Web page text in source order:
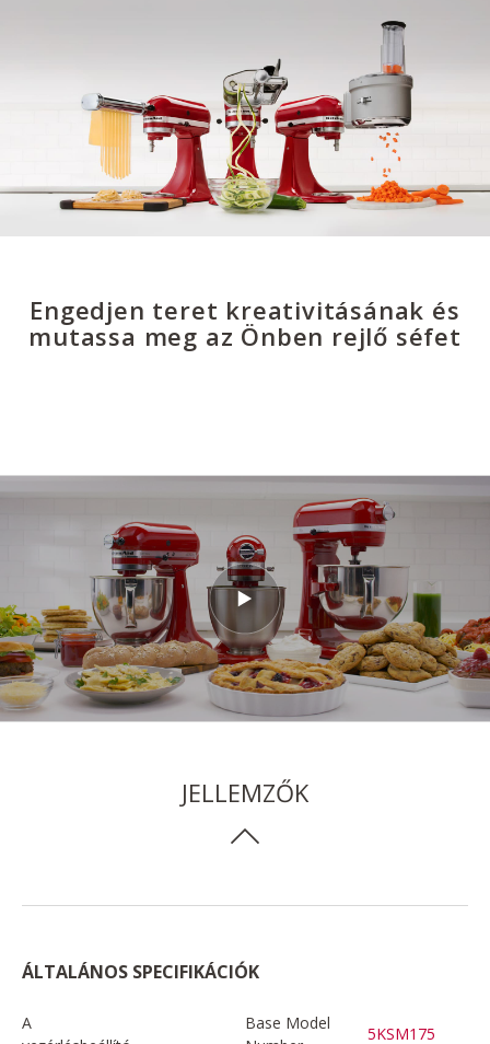
Engedjen teret kreativitásának és
mutassa meg az Önben rejlő séfet
JELLEMZŐK
ÁLTALÁNOS SPECIFIKÁCIÓK
A
Base Model
5KSM175